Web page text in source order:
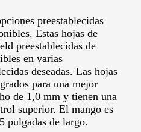
preestablecidas
Estas hojas de
preestablecidas de
en varias
deseadas. Las hojas
para una mejor
de 1,0 mm y tienen una
superior. El mango es
pulgadas de largo.